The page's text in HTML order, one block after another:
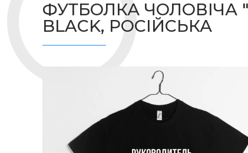
ФУТБОЛКА ЧОЛОВІЧА
BLACK, РОСІЙСЬКА